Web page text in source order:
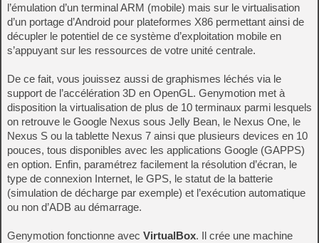
l’émulation d’un terminal ARM (mobile) mais sur le virtualisation
d’un portage d’Android pour plateformes X86 permettant ainsi de
décupler le potentiel de ce système d’exploitation mobile en
s’appuyant sur les ressources de votre unité centrale.
De ce fait, vous jouissez aussi de graphismes léchés via le
support de l’accélération 3D en OpenGL. Genymotion met à
disposition la virtualisation de plus de 10 terminaux parmi lesquels
on retrouve le Google Nexus sous Jelly Bean, le Nexus One, le
Nexus S ou la tablette Nexus 7 ainsi que plusieurs devices en 10
pouces, tous disponibles avec les applications Google (GAPPS)
en option. Enfin, paramétrez facilement la résolution d’écran, le
type de connexion Internet, le GPS, le statut de la batterie
(simulation de décharge par exemple) et l’exécution automatique
ou non d’ADB au démarrage.
Genymotion fonctionne avec VirtualBox. Il crée une machine